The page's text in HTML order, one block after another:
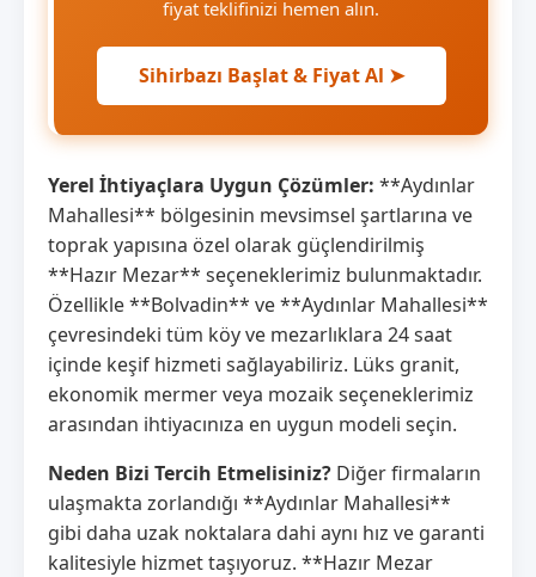
fiyat teklifinizi hemen alın.
Sihirbazı Başlat & Fiyat Al ➤
Yerel İhtiyaçlara Uygun Çözümler: **Aydınlar
Mahallesi** bölgesinin mevsimsel şartlarına ve
toprak yapısına özel olarak güçlendirilmiş
**Hazır Mezar** seçeneklerimiz bulunmaktadır.
Özellikle **Bolvadin** ve **Aydınlar Mahallesi**
çevresindeki tüm köy ve mezarlıklara 24 saat
içinde keşif hizmeti sağlayabiliriz. Lüks granit,
ekonomik mermer veya mozaik seçeneklerimiz
arasından ihtiyacınıza en uygun modeli seçin.
Neden Bizi Tercih Etmelisiniz? Diğer firmaların
ulaşmakta zorlandığı **Aydınlar Mahallesi**
gibi daha uzak noktalara dahi aynı hız ve garanti
kalitesiyle hizmet taşıyoruz. **Hazır Mezar